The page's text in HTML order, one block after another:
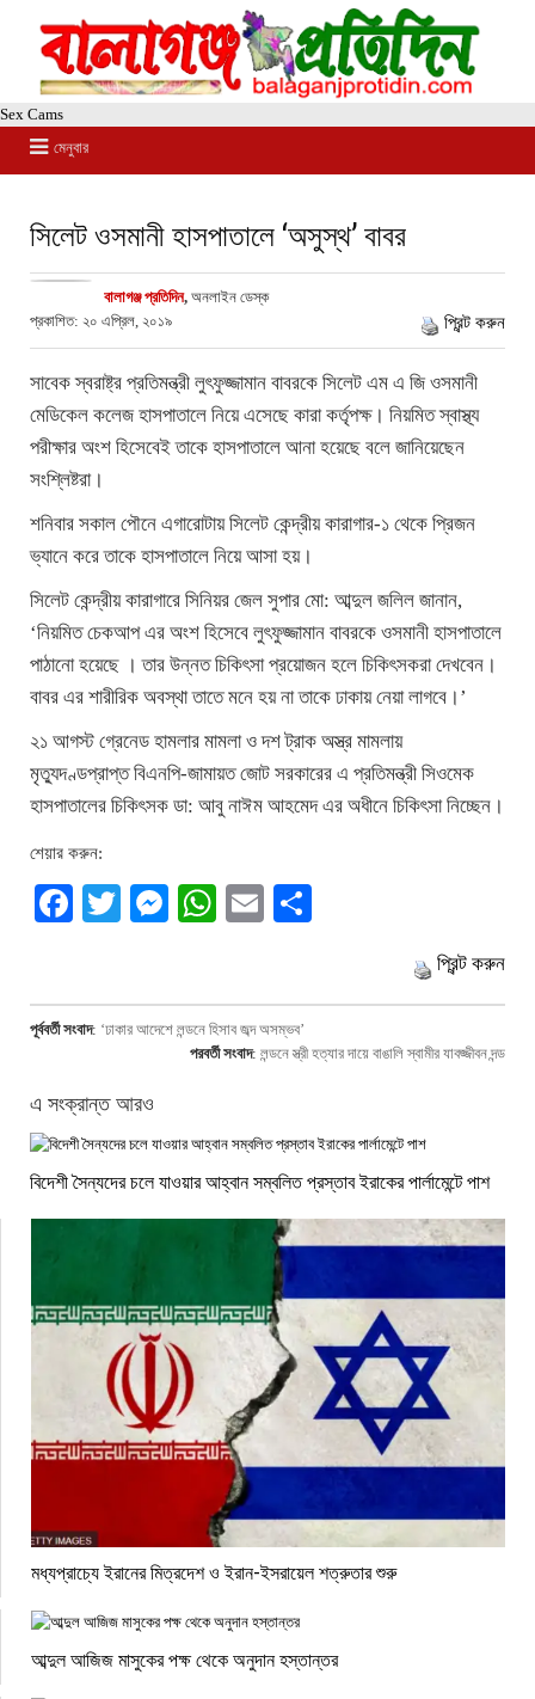
Sex Cams
মেনুবার
সিলেট ওসমানী হাসপাতালে ‘অসুস্থ’ বাবর
বালাগঞ্জ প্রতিদিন, অনলাইন ডেস্ক
প্রকাশিত: ২০ এপ্রিল, ২০১৯
প্রিন্ট করুন
সাবেক স্বরাষ্ট্র প্রতিমন্ত্রী লুৎফুজ্জামান বাবরকে সিলেট এম এ জি ওসমানী
মেডিকেল কলেজ হাসপাতালে নিয়ে এসেছে কারা কর্তৃপক্ষ। নিয়মিত স্বাস্থ্য
পরীক্ষার অংশ হিসেবেই তাকে হাসপাতালে আনা হয়েছে বলে জানিয়েছেন
সংশ্লিষ্টরা।
শনিবার সকাল পৌনে এগারোটায় সিলেট কেন্দ্রীয় কারাগার-১ থেকে প্রিজন
ভ্যানে করে তাকে হাসপাতালে নিয়ে আসা হয়।
সিলেট কেন্দ্রীয় কারাগারে সিনিয়র জেল সুপার মো: আব্দুল জলিল জানান,
‘নিয়মিত চেকআপ এর অংশ হিসেবে লুৎফুজ্জামান বাবরকে ওসমানী হাসপাতালে
পাঠানো হয়েছে ‌। তার উন্নত চিকিৎসা প্রয়োজন হলে চিকিৎসকরা দেখবেন।
বাবর এর শারীরিক অবস্থা তাতে মনে হয় না তাকে ঢাকায় নেয়া লাগবে।’
২১ আগস্ট গ্রেনেড হামলার মামলা ও দশ ট্রাক অস্ত্র মামলায়
মৃত্যুদণ্ডপ্রাপ্ত বিএনপি-জামায়ত জোট সরকারের এ প্রতিমন্ত্রী সিওমেক
হাসপাতালের চিকিৎসক ডা: আবু নাঈম আহমেদ এর অধীনে চিকিৎসা নিচ্ছেন।
শেয়ার করুন:
Facebook
TwitterMessenger
WhatsApp
Email
প্রিন্ট করুন
পূর্ববর্তী সংবাদ: ‘ঢাকার আদেশে লন্ডনে হিসাব জব্দ অসম্ভব’
পরবর্তী সংবাদ: লন্ডনে স্ত্রী হত্যার দায়ে বাঙালি স্বামীর যাবজ্জীবন দন্ড
এ সংক্রান্ত আরও
বিদেশী সৈন্যদের চলে যাওয়ার আহ্বান সম্বলিত প্রস্তাব ইরাকের পার্লামেন্টে পাশ
মধ্যপ্রাচ্যে ইরানের মিত্রদেশ ও ইরান-ইসরায়েল শত্রুতার শুরু
আব্দুল আজিজ মাসুকের পক্ষ থেকে অনুদান হস্তান্তর